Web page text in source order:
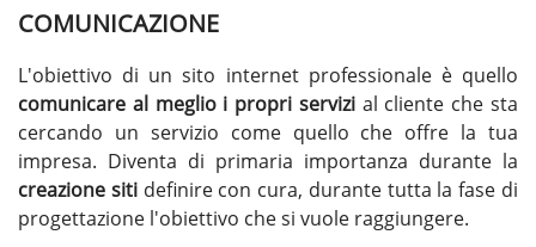
COMUNICAZIONE
L'obiettivo di un sito internet professionale è quello
comunicare al meglio i propri servizial cliente che sta
cercando un servizio come quello che offre la tua
impresa. Diventa di primaria importanza durante la
creazione sitidefinire con cura, durante tutta la fase di
progettazione l'obiettivo che si vuole raggiungere.